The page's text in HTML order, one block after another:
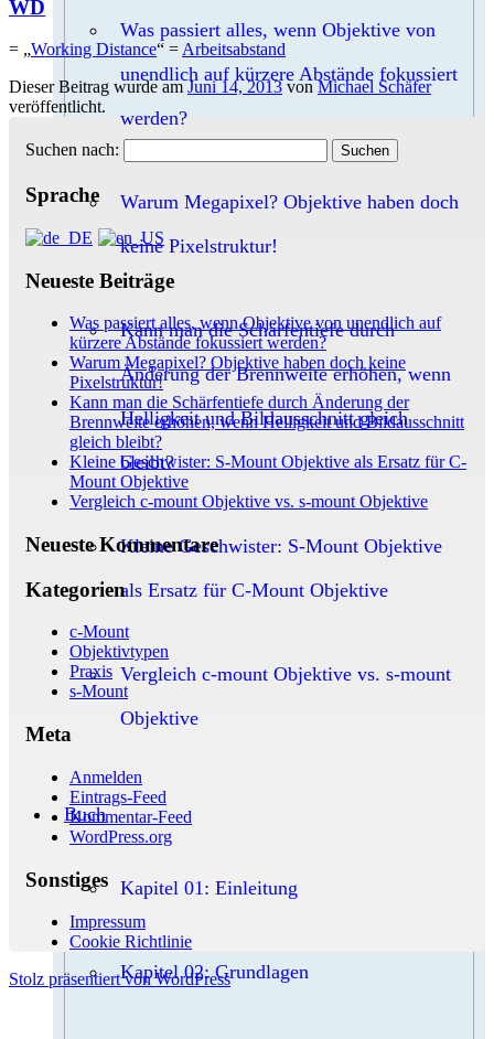
Was passiert alles, wenn Objektive von
unendlich auf kürzere Abstände fokussiert
werden?
Warum Megapixel? Objektive haben doch
keine Pixelstruktur!
Kann man die Schärfentiefe durch
Änderung der Brennweite erhöhen, wenn
Helligkeit und Bildausschnitt gleich
bleibt?
Kleine Geschwister: S-Mount Objektive
als Ersatz für C-Mount Objektive
Vergleich c-mount Objektive vs. s-mount
Objektive
Buch
Kapitel 01: Einleitung
Kapitel 02: Grundlagen
WD
= „Working Distance“ =Arbeitsabstand
Dieser Beitrag wurde amJuni 14, 2013vonMichael Schäfer
veröffentlicht.
Suchen nach:
Sprache
Neueste Beiträge
Was passiert alles, wenn Objektive von unendlich auf
kürzere Abstände fokussiert werden?
Warum Megapixel? Objektive haben doch keine
Pixelstruktur!
Kann man die Schärfentiefe durch Änderung der
Brennweite erhöhen, wenn Helligkeit und Bildausschnitt
gleich bleibt?
Kleine Geschwister: S-Mount Objektive als Ersatz für C-
Mount Objektive
Vergleich c-mount Objektive vs. s-mount Objektive
Neueste Kommentare
Kategorien
c-Mount
Objektivtypen
Praxis
s-Mount
Meta
Anmelden
Eintrags-Feed
Kommentar-Feed
WordPress.org
Sonstiges
Impressum
Cookie Richtlinie
Stolz präsentiert von WordPress